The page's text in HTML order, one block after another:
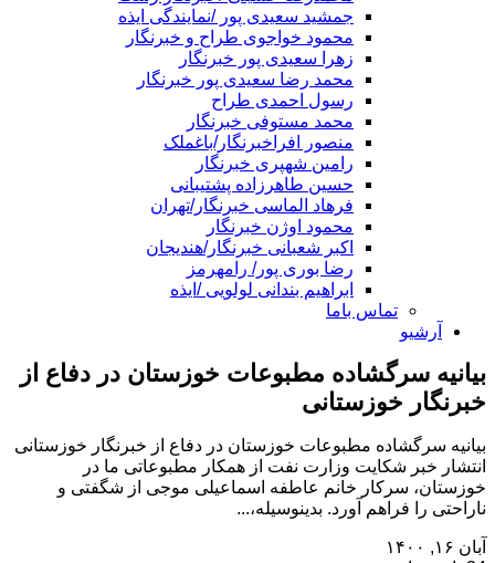
جمشید سعیدی پور /نمایندگی ایذه
محمود خواجوی طراح و خبرنگار
زهرا سعیدی پور خبرنگار
محمد رضا سعیدی پور خبرنگار
رسول احمدی طراح
محمد مستوفی خبرنگار
منصور افراخبرنگار/باغملک
رامین شهپری خبرنگار
حسین طاهرزاده پشتیبانی
فرهاد الماسی خبرنگار/تهران
محمود اوژن خبرنگار
اکبر شعبانی خبرنگار/هندیجان
رضا بوری پور/ رامهرمز
ابراهیم بندانی لولویی /ایذه
تماس باما
آرشیو
بیانیه سرگشاده مطبوعات خوزستان در دفاع از
خبرنگار خوزستانی
بیانیه سرگشاده مطبوعات خوزستان در دفاع از خبرنگار خوزستانی
انتشار خبر شکایت وزارت نفت از همکار مطبوعاتی ما در
خوزستان، سرکار خانم عاطفه اسماعیلی موجی از شگفتی و
ناراحتی را فراهم آورد. بدینوسیله،...
آبان ۱۶, ۱۴۰۰